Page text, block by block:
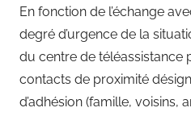
En fonction de l’échange
degré d’urgence de la
du centre de téléassistance
contacts de proximité
d’adhésion (famille, voisins,